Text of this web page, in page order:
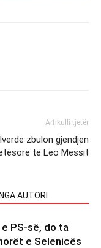
Artikulli tjetër
zbulon gjendjen
të Leo Messit
AUTORI
PS-së, do ta
e Selenicës